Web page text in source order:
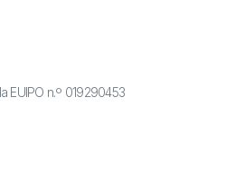
EUIPO n.º 019290453